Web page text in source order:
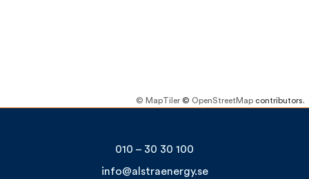
© MapTiler © OpenStreetMap contributors.
010 – 30 30 100
info@alstraenergy.se